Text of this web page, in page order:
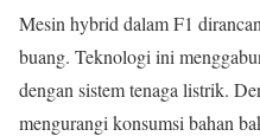
Mesin hybrid dalam F1
buang. Teknologi ini
dengan sistem tenaga listrik.
mengurangi konsumsi bahan